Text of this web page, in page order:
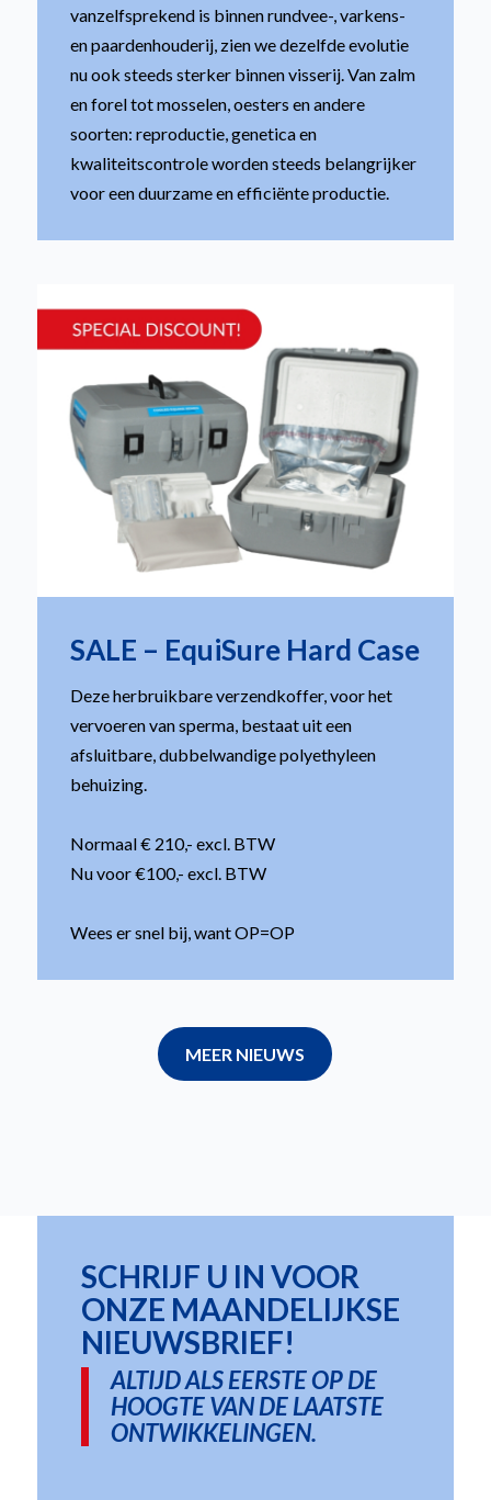
vanzelfsprekend is binnen rundvee-, varkens-
en paardenhouderij, zien we dezelfde evolutie
nu ook steeds sterker binnen visserij. Van zalm
en forel tot mosselen, oesters en andere
soorten: reproductie, genetica en
kwaliteitscontrole worden steeds belangrijker
voor een duurzame en efficiënte productie.
SALE – EquiSure Hard Case
Deze herbruikbare verzendkoffer, voor het
vervoeren van sperma, bestaat uit een
afsluitbare, dubbelwandige polyethyleen
behuizing.
Normaal € 210,- excl. BTW
Nu voor €100,- excl. BTW
Wees er snel bij, want OP=OP
MEER NIEUWS
SCHRIJF U IN VOOR
ONZE MAANDELIJKSE
NIEUWSBRIEF!
ALTIJD ALS EERSTE OP DE
HOOGTE VAN DE LAATSTE
ONTWIKKELINGEN.